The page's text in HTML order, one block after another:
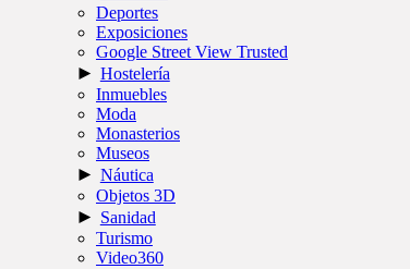
Deportes
Exposiciones
Google Street View Trusted
► Hostelería
Inmuebles
Moda
Monasterios
Museos
► Náutica
Objetos 3D
► Sanidad
Turismo
Video360